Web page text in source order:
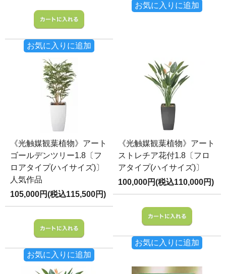
お気に入りに追加
お気に入りに追加
《光触媒観葉植物》アート
ゴールデンツリー1.8〔フ
ロアタイプ(ハイサイズ)〕
人気作品
105,000円(税込115,500円)
お気に入りに追加
《光触媒観葉植物》アート
ストレチア花付1.8〔フロ
アタイプ(ハイサイズ)〕
100,000円(税込110,000円)
お気に入りに追加